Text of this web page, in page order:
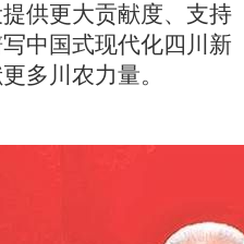
供更大贡献度、支持
中国式现代化四川新
多川农力量。